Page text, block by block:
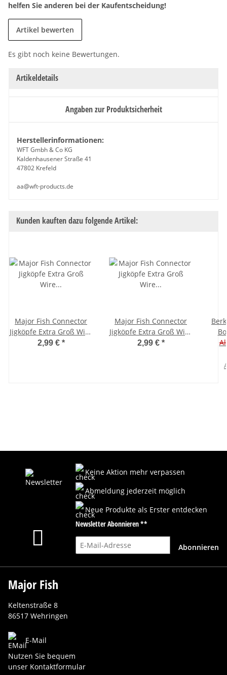
helfen Sie anderen bei der Kaufentscheidung!
Artikel bewerten
Es gibt noch keine Bewertungen.
Artikeldetails
Angaben zur Produktsicherheit
Herstellerinformationen:
WFT Gmbh & Co KG
Kaldenhausener Straße 41
47802 Krefeld
aa@wft-products.de
Kunden kauften dazu folgende Artikel:
Major Fish Connector
Jigköpfe Extra Groß Wire
Keeper 2 Stück 4
2,99 € *
Major Fish Connector
Jigköpfe Extra Groß Wire
Keeper 2 Stück 4
2,99 € *
Keine Aktion mehr verpassen
Abmeldung jederzeit möglich
Neue Produkte als Erster entdecken
Newsletter Abonnieren **
E-Mail-Adresse
Abonnieren
Major Fish
Keltenstraße 8
86517 Wehringen
E-Mail
Nutzen Sie bequem
unser Kontaktformular